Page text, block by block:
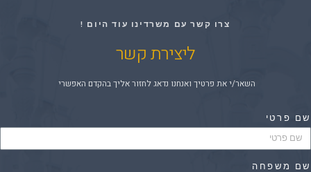
צרו קשר עם משרדינו עוד היום !
ליצירת קשר
השאר/י את פרטיך ואנחנו נדאג לחזור אליך בהקדם האפשרי
פרטי
משפחה